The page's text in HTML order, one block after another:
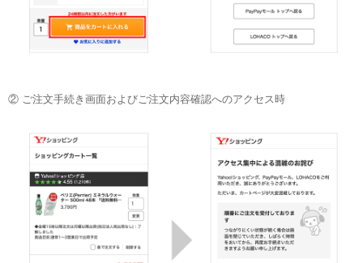
② ご注文手続き画面およびご注文内容確認へのアクセス時